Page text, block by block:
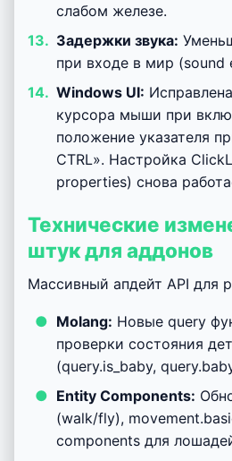
слабом железе.
Задержки звука:
при входе в мир (sound
Windows UI:
курсора мыши при
положение указателя
CTRL». Настройка
properties) снова
Технические
штук для аддонов
Массивный апдейт API для
Molang: Новые query
проверки состояния
(query.is_baby,
Entity Components:
(walk/fly),
components для